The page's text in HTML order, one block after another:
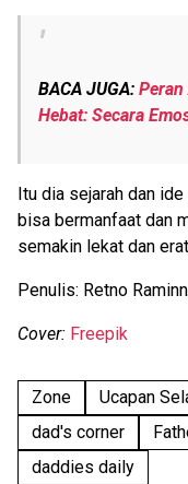
BACA JUGA:
Hebat: Secara
Itu dia sejarah dan
bisa bermanfaat dan
semakin lekat dan
Penulis: Retno
Cover: Freepik
Zone Ucapan
dad's corner
daddies daily